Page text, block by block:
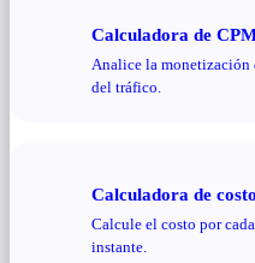
Calculadora de
Analice la
del tráfico.
Calculadora de
Calcule el costo por
instante.